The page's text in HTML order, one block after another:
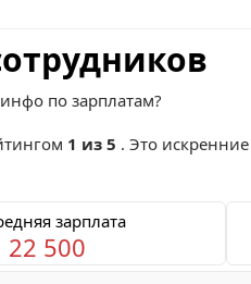
по зарплатам?
1 из 5 . Это
зарплата
22 500